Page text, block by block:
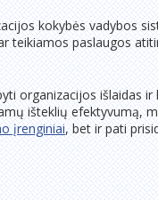
kokybės vadybos
teikiamos paslaugos
organizacijos išlaidas
išteklių efektyvumą,
įrenginiai, bet ir pati